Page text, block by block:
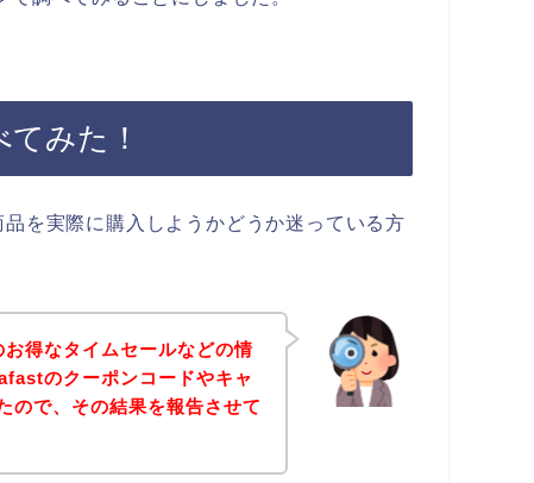
みた！
を実際に購入しようかどうか迷っている方
得なタイムセールなどの情
のクーポンコードやキャ
ので、その結果を報告させて